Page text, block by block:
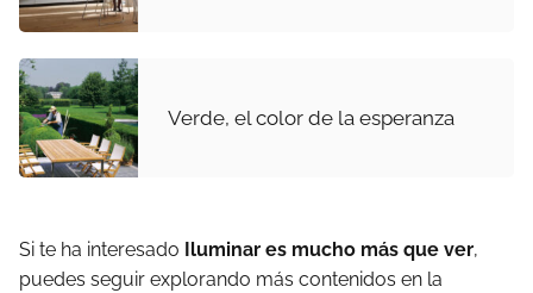
Verde, el color de la esperanza
Si te ha interesado Iluminar es mucho más que ver,
puedes seguir explorando más contenidos en la